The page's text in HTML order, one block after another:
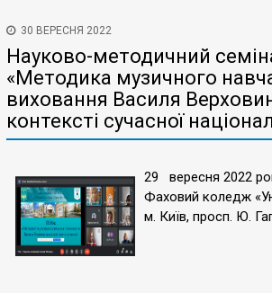
30 ВЕРЕСНЯ 2022
Науково-методичний
«Методика музичного
виховання Василя
контексті сучасної
29 вересня 2022
Фаховий коледж
м. Київ, просп. Ю.